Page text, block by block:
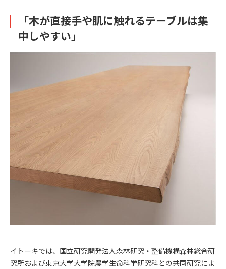
「木が直接手や肌に触れるテーブルは集
中しやすい」
イトーキでは、国立研究開発法人森林研究・整備機構森林総合研
究所および東京大学大学院農学生命科学研究科との共同研究によ